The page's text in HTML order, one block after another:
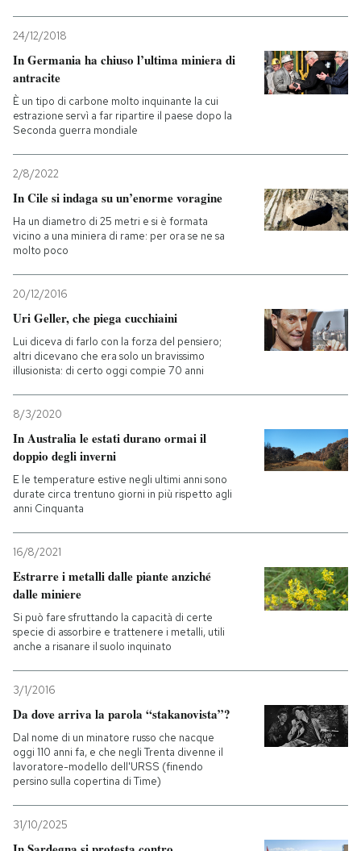
24/12/2018
In Germania ha chiuso l’ultima miniera di
antracite
È un tipo di carbone molto inquinante la cui
estrazione servì a far ripartire il paese dopo la
Seconda guerra mondiale
2/8/2022
In Cile si indaga su un’enorme voragine
Ha un diametro di 25 metri e si è formata
vicino a una miniera di rame: per ora se ne sa
molto poco
20/12/2016
Uri Geller, che piega cucchiaini
Lui diceva di farlo con la forza del pensiero;
altri dicevano che era solo un bravissimo
illusionista: di certo oggi compie 70 anni
8/3/2020
In Australia le estati durano ormai il
doppio degli inverni
E le temperature estive negli ultimi anni sono
durate circa trentuno giorni in più rispetto agli
anni Cinquanta
16/8/2021
Estrarre i metalli dalle piante anziché
dalle miniere
Si può fare sfruttando la capacità di certe
specie di assorbire e trattenere i metalli, utili
anche a risanare il suolo inquinato
3/1/2016
Da dove arriva la parola “stakanovista”?
Dal nome di un minatore russo che nacque
oggi 110 anni fa, e che negli Trenta divenne il
lavoratore-modello dell'URSS (finendo
persino sulla copertina di Time)
31/10/2025